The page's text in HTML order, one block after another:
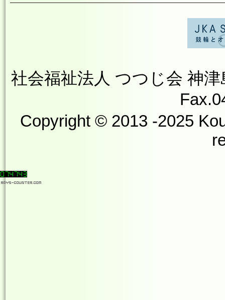
社会福祉法人 つつじ会 神
Copyright © 2013 -2025